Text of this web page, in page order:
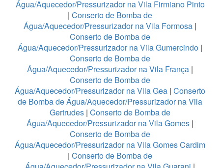
Água/Aquecedor/Pressurizador na Vila Firmiano Pinto
| Conserto de Bomba de
Água/Aquecedor/Pressurizador na Vila Formosa |
Conserto de Bomba de
Água/Aquecedor/Pressurizador na Vila Gumercindo |
Conserto de Bomba de
Água/Aquecedor/Pressurizador na Vila França |
Conserto de Bomba de
Água/Aquecedor/Pressurizador na Vila Gea | Conserto
de Bomba de Água/Aquecedor/Pressurizador na Vila
Gertrudes | Conserto de Bomba de
Água/Aquecedor/Pressurizador na Vila Gomes |
Conserto de Bomba de
Água/Aquecedor/Pressurizador na Vila Gomes Cardim
| Conserto de Bomba de